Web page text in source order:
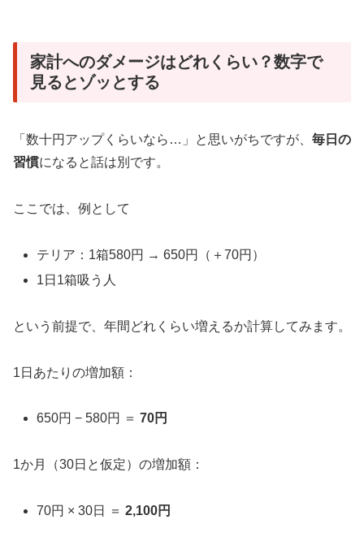
家計へのダメージはどれくらい？数字で
見るとゾッとする
「数十円アップくらいなら…」と思いがちですが、 毎日の
習慣になると話は別です。
ここでは、例として
テリア：1箱580円 → 650円（＋70円）
1日1箱吸う人
という前提で、年間どれくらい増えるか計算してみます。
1日あたりの増加額：
650円 − 580円 ＝70円
1か月（30日と仮定）の増加額：
70円 × 30日 ＝2,100円